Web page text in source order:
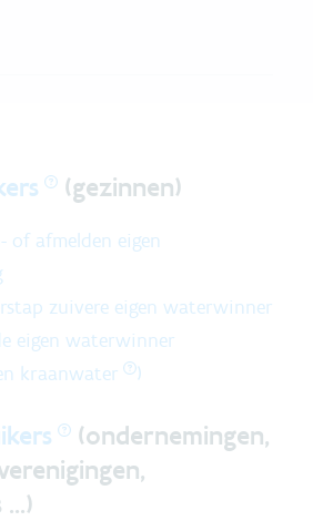
(gezinnen)
of afmelden eigen
zuivere eigen waterwinner
eigen waterwinner
kraanwater )
(ondernemingen,